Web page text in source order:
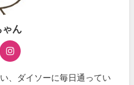
ゃん
、ダイソーに毎日通ってい